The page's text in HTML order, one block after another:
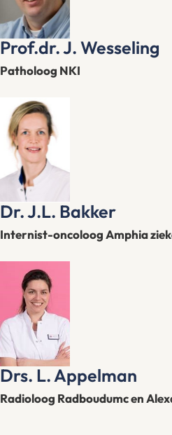
Prof.dr. J. Wesseling
Patholoog NKI
Dr. J.L. Bakker
Internist-oncoloog Amphia
Drs. L. Appelman
Radioloog Radboudumc en